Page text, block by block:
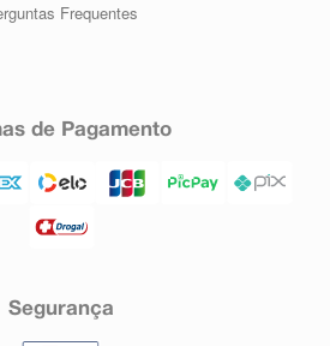
Frequentes
de Pagamento
Segurança